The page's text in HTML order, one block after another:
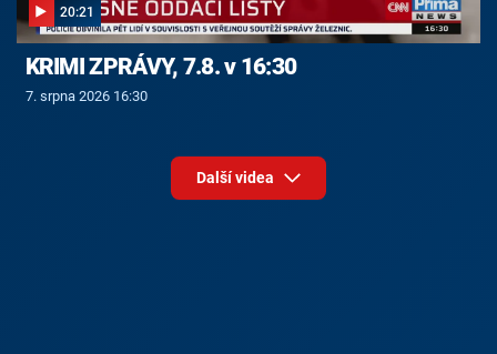
20:21
KRIMI ZPRÁVY, 7.8. v 16:30
7. srpna 2026 16:30
Další videa